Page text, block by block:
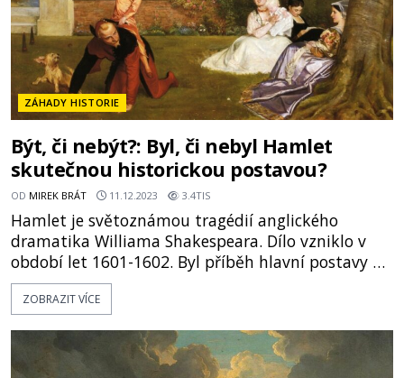
ZÁHADY HISTORIE
Být, či nebýt?: Byl, či nebyl Hamlet
skutečnou historickou postavou?
OD MIREK BRÁT 11.12.2023 3.4TIS
Hamlet je světoznámou tragédií anglického
dramatika Williama Shakespeara. Dílo vzniklo v
období let 1601-1602. Byl příběh hlavní postavy –
dánského kralevice Hamleta inspirován nějakou
skutečnou historickou postavou, nebo se jedná o
rčení „Být, či nebýt“. Týká se scény, kdy kralevic
uvažuje nad lebkou ob
ZOBRAZIT VÍCE